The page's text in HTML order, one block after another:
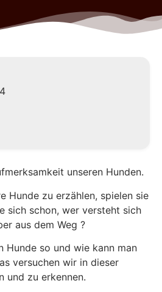
unseren Hunden.
Hunde zu erzählen, spielen sie
sich schon, wer versteht sich
aus dem Weg ?
Hunde so und wie kann man
versuchen wir in dieser
und zu erkennen.